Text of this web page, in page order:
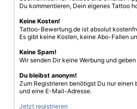
Du kommentieren, Dein eigenes Tattoo
Keine Kosten!
Tattoo-Bewertung.de ist absolut
Es gibt keine Kosten, keine Abo-Fallen
Keine Spam!
Wir senden Dir keine Werbung und
Du bleibst anonym!
Zum Registrieren benötigst Du nur einen
und eine E-Mail-Adresse.
Jetzt registrieren